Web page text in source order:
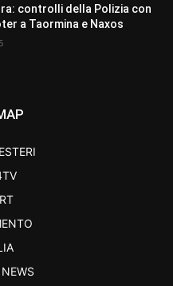
controlli della Polizia con
a Taormina e Naxos